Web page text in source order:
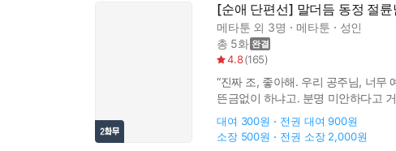
[순애 단편선] 말더듬 동정 절륜
메타툰 외 3명 메타툰
성인
총 5화
4.8(165)
“진짜 조, 좋아해. 우리 공주님, 너무
뜬금없이 하냐고. 분명 미안하다고
몰라.
대여 300원 전권 대여 900원
소장 500원 전권 소장 2,000원